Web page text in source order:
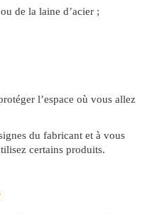
de la laine d’acier ;
l’espace où vous allez
du fabricant et à vous
certains produits.